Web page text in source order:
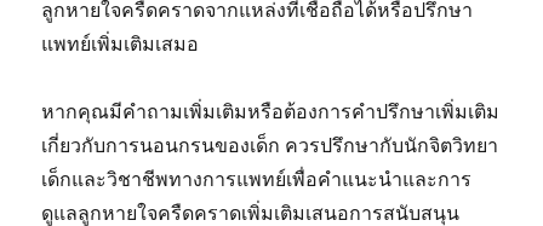
ลูกหายใจครืดคราดจากแหล่งที่เชื่อถือได้หรือปรึกษา
แพทย์เพิ่มเติมเสมอ
หากคุณมีคำถามเพิ่มเติมหรือต้องการคำปรึกษาเพิ่มเติม
เกี่ยวกับการนอนกรนของเด็ก ควรปรึกษากับนักจิตวิทยา
เด็กและวิชาชีพทางการแพทย์เพื่อคำแนะนำและการ
ดูแลลูกหายใจครืดคราดเพิ่มเติมเสนอการสนับสนุน